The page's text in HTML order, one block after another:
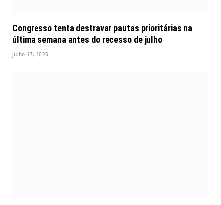
Congresso tenta destravar pautas prioritárias na
última semana antes do recesso de julho
julho 17, 2026